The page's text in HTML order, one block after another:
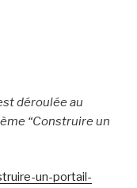
déroulée au
“Construire un
un-portail-